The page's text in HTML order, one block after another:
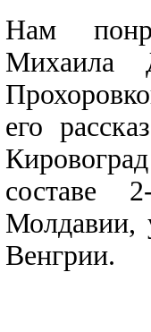
Нам
Михаила
его
составе
Молдавии,
Венгрии.